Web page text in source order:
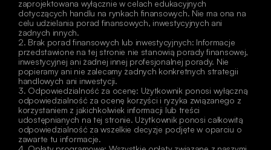
zaprojektowana wyłącznie w celach edukacyjnych
dotyczących handlu na rynkach finansowych. Nie ma ona na
celu udzielania porad finansowych, inwestycyjnych ani
żadnych innych.
2. Brak porad finansowych lub inwestycyjnych: Informacje
przedstawione na tej stronie nie stanowią porady finansowej,
inwestycyjnej ani żadnej innej profesjonalnej porady. Nie
popieramy ani nie zalecamy żadnych konkretnych strategii
handlowych ani inwestycji.
3. Odpowiedzialność za ocenę: Użytkownik ponosi wyłączną
odpowiedzialność za ocenę korzyści i ryzyka związanego z
korzystaniem z jakichkolwiek informacji lub treści
udostępnianych na tej stronie. Użytkownik ponosi całkowitą
odpowiedzialność za wszelkie decyzje podjęte w oparciu o
zawarte tu informacje.